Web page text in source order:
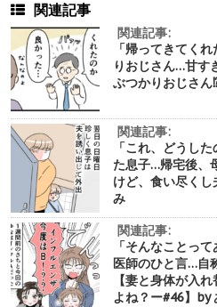
関連記事
関連記事:
「帰ってきてく
りおじさん…甘す
ぶつかりおじさ
関連記事:
「これ、どうし
た息子…帰宅後、
けど、食い尽く
み
関連記事:
「そんなことっ
医師のひと言…自
【妻と身体が入
よね？ー#46】by